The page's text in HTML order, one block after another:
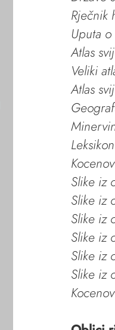
Rječnik
Uputa
Atlas
Veliki
Atlas
Slike iz
Slike iz
Slike iz
Slike iz
Slike iz
Slike iz